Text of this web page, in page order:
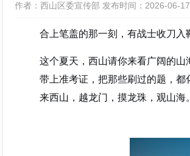
[作者：西山区委宣传部 发布时间：2026-06-
合上笔盖的那一刻，有战士收刀入
这个夏天，西山请你来看广阔的山
带上准考证，把那些刷过的题，都
来西山，越龙门，摸龙珠，观山海。